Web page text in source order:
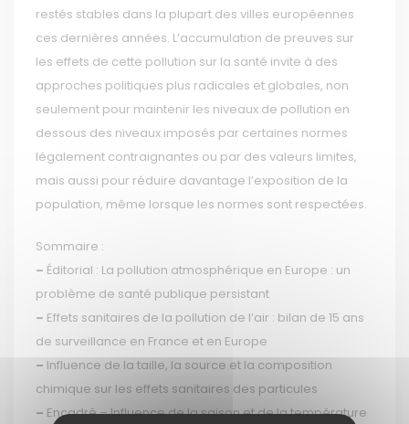
restés stables dans la plupart des villes européennes
ces dernières années. L’accumulation de preuves sur
les effets de cette pollution sur la santé invite à des
approches politiques plus radicales et globales, non
seulement pour maintenir les niveaux de pollution en
dessous des niveaux imposés par certaines normes
légalement contraignantes ou par des valeurs limites,
mais aussi pour réduire davantage l’exposition de la
population, même lorsque les normes sont respectées.
Sommaire :
– Éditorial : La pollution atmosphérique en Europe : un
problème de santé publique persistant
– Effets sanitaires de la pollution de l’air : bilan de 15 ans
de surveillance en France et en Europe
– Influence de la taille, la source et la composition
chimique sur les effets sanitaires des particules
– Encadré – Influence de la saison et de la température